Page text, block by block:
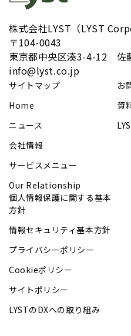
株式会社LYST（LYST
〒104-0043
東京都中央区湊3-4-12 佐
info@lyst.co.jp
サイトマップ
Home
ニュース
会社情報
サービスメニュー
Our Relationship
お
資
個人情報保護に関する基本
方針
情報セキュリティ基本方針
プライバシーポリシー
Cookieポリシー
サイトポリシー
LYSTのDXへの取り組み